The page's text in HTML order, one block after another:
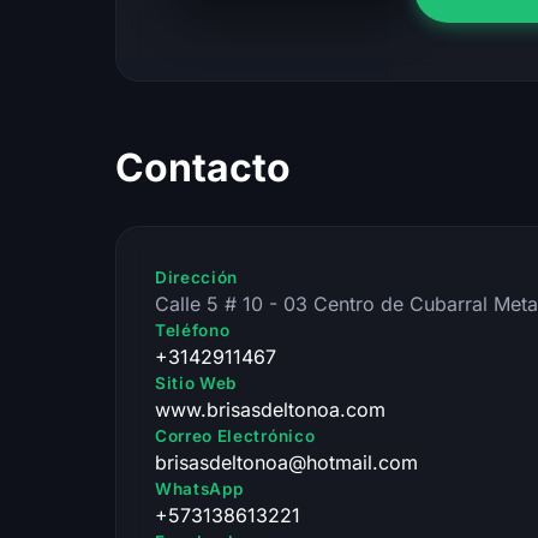
Contacto
Dirección
Calle 5 # 10 - 03 Centro de Cubarral
Teléfono
+3142911467
Sitio Web
www.brisasdeltonoa.com
Correo Electrónico
brisasdeltonoa@hotmail.com
WhatsApp
+573138613221